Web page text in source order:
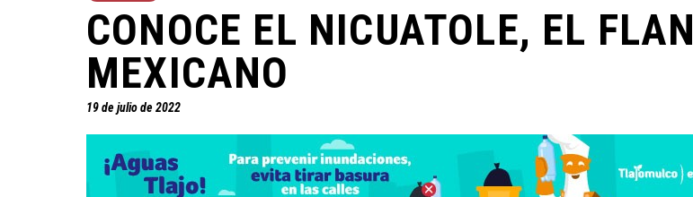
CONOCE EL NICUATOLE, EL FLAN
MEXICANO
19 de julio de 2022